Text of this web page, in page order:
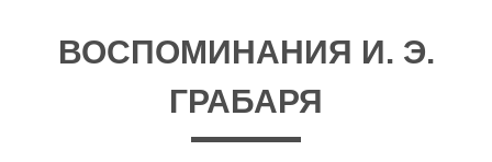
ВОСПОМИНАНИЯ И. Э.
ГРАБАРЯ